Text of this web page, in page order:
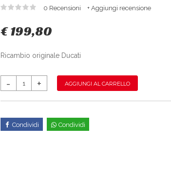
0 Recensioni + Aggiungi recensione
€ 199,80
Ricambio originale Ducati
AGGIUNGI AL CARRELLO
Condividi Condividi